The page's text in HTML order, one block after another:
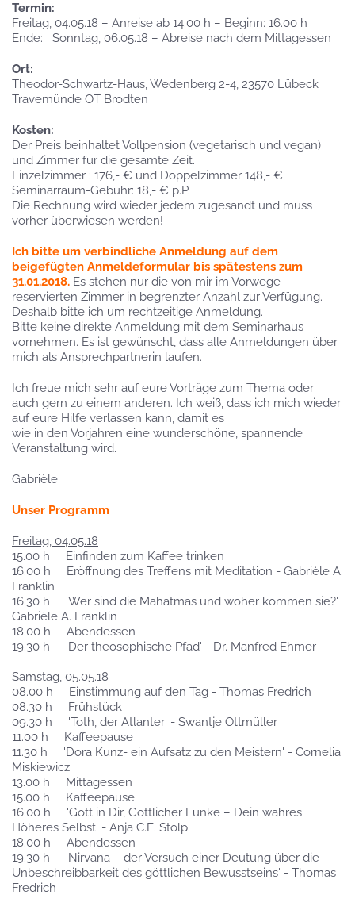
Termin:
Freitag, 04.05.18 – Anreise ab 14.00 h – Beginn: 16.00 h
Ende: Sonntag, 06.05.18 – Abreise nach dem Mittagessen
Ort:
Theodor-Schwartz-Haus, Wedenberg 2-4, 23570 Lübeck
Travemünde OT Brodten
Kosten:
Der Preis beinhaltet Vollpension (vegetarisch und vegan)
und Zimmer für die gesamte Zeit.
Einzelzimmer : 176,- € und Doppelzimmer 148,- €
Seminarraum-Gebühr: 18,- € p.P.
Die Rechnung wird wieder jedem zugesandt und muss
vorher überwiesen werden!
Ich bitte um verbindliche Anmeldung auf dem
beigefügten Anmeldeformular bis spätestens zum
31.01.2018. Es stehen nur die von mir im Vorwege
reservierten Zimmer in begrenzter Anzahl zur Verfügung.
Deshalb bitte ich um rechtzeitige Anmeldung.
Bitte keine direkte Anmeldung mit dem Seminarhaus
vornehmen. Es ist gewünscht, dass alle Anmeldungen über
mich als Ansprechpartnerin laufen.
Ich freue mich sehr auf eure Vorträge zum Thema oder
auch gern zu einem anderen. Ich weiß, dass ich mich wieder
auf eure Hilfe verlassen kann, damit es
wie in den Vorjahren eine wunderschöne, spannende
Veranstaltung wird.
Gabrièle
Unser Programm
Freitag, 04.05.18
15.00 h Einfinden zum Kaffee trinken
16.00 h Eröffnung des Treffens mit Meditation - Gabrièle A.
Franklin
16.30 h 'Wer sind die Mahatmas und woher kommen sie?'
Gabrièle A. Franklin
18.00 h Abendessen
19.30 h 'Der theosophische Pfad' - Dr. Manfred Ehmer
Samstag, 05.05.18
08.00 h Einstimmung auf den Tag - Thomas Fredrich
08.30 h Frühstück
09.30 h 'Toth, der Atlanter' - Swantje Ottmüller
11.00 h Kaffeepause
11.30 h 'Dora Kunz- ein Aufsatz zu den Meistern' - Cornelia
Miskiewicz
13.00 h Mittagessen
15.00 h Kaffeepause
16.00 h 'Gott in Dir, Göttlicher Funke – Dein wahres
Höheres Selbst' - Anja C.E. Stolp
18.00 h Abendessen
19.30 h 'Nirvana – der Versuch einer Deutung über die
Unbeschreibbarkeit des göttlichen Bewusstseins' - Thomas
Fredrich